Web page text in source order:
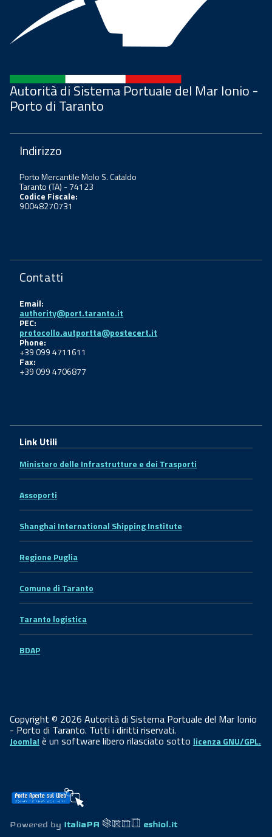
Autorità di Sistema Portuale del Mar Ionio -
Porto di Taranto
Indirizzo
Porto Mercantile Molo S. Cataldo
Taranto (TA) - 74123
Codice Fiscale:
90048270731
Contatti
Email:
authority@port.taranto.it
PEC:
protocollo.autportta@postecert.it
Phone:
+39 099 4711611
Fax:
+39 099 4706877
Link Utili
Ministero delle Infrastrutture e dei Trasporti
Assoporti
Shanghai International Shipping Institute
Regione Puglia
Comune di Taranto
Taranto logistica
BDAP
Copyright © 2026 Autorità di Sistema Portuale del Mar Ionio
- Porto di Taranto. Tutti i diritti riservati.
Joomla! è un software libero rilasciato sotto licenza GNU/GPL.
Powered by ItaliaPA eshiol.it